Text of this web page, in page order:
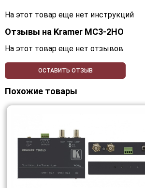
На этот товар еще нет инструкций
Отзывы на Kramer MC3-2HO
На этот товар еще нет отзывов.
ОСТАВИТЬ ОТЗЫВ
Похожие товары